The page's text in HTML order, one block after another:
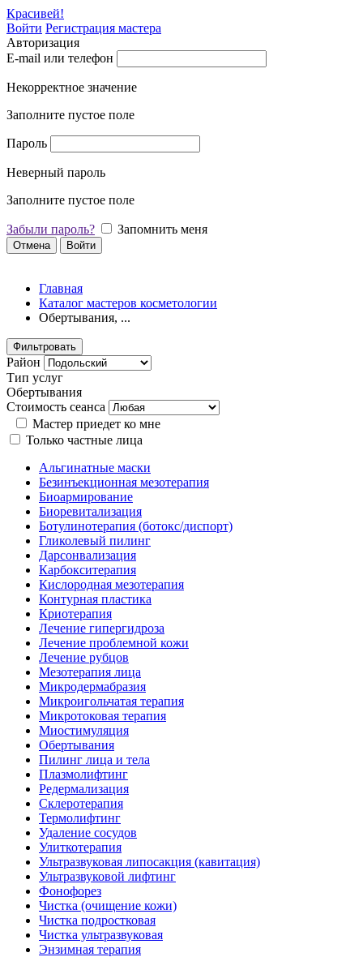
Красивей!
Войти Регистрация мастера
Авторизация
E-mail или телефон
Некорректное значение
Заполните пустое поле
Пароль
Неверный пароль
Заполните пустое поле
Забыли пароль? Запомнить меня
Отмена Войти
Главная
Каталог мастеров косметологии
Обертывания, ...
Фильтровать
Район
Тип услуг
Обертывания
Стоимость сеанса
Мастер приедет ко мне
Только частные лица
Альгинатные маски
Безинъекционная мезотерапия
Биоармирование
Биоревитализация
Ботулинотерапия (ботокс/диспорт)
Гликолевый пилинг
Дарсонвализация
Карбокситерапия
Кислородная мезотерапия
Контурная пластика
Криотерапия
Лечение гипергидроза
Лечение проблемной кожи
Лечение рубцов
Мезотерапия лица
Микродермабразия
Микроигольчатая терапия
Микротоковая терапия
Миостимуляция
Обертывания
Пилинг лица и тела
Плазмолифтинг
Редермализация
Склеротерапия
Термолифтинг
Удаление сосудов
Улиткотерапия
Ультразвуковая липосакция (кавитация)
Ультразвуковой лифтинг
Фонофорез
Чистка (очищение кожи)
Чистка подростковая
Чистка ультразвуковая
Энзимная терапия